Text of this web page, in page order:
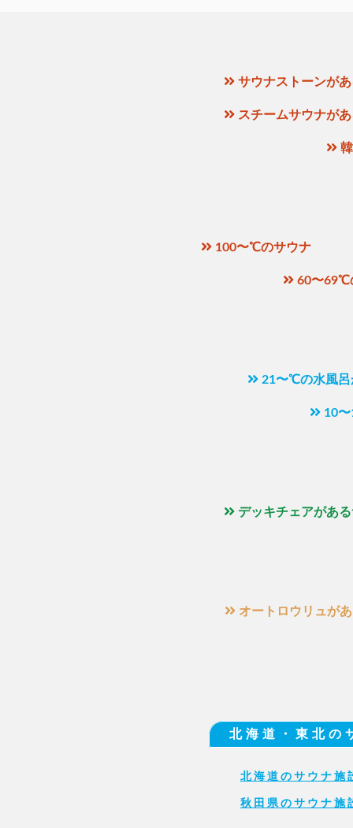
サウナストーンが
スチームサウナが
100〜℃のサウナ
60〜69℃
21〜℃の水風呂
10
デッキチェアがあ
オートロウリュが
北海道・東北の
北海道のサウナ施
秋田県のサウナ施